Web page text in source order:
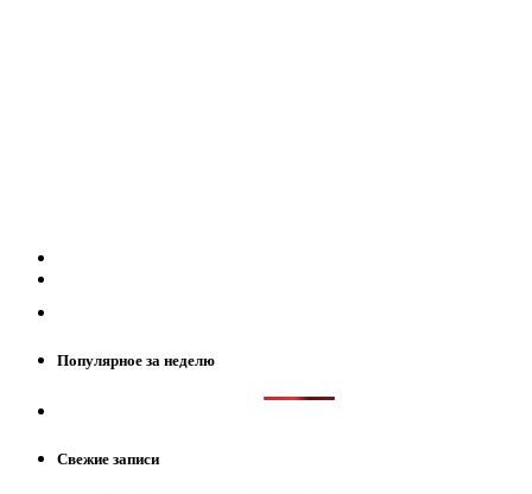
Популярное за неделю
Свежие записи